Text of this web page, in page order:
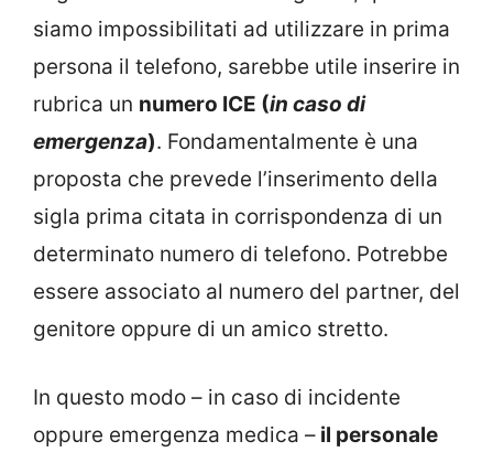
siamo impossibilitati ad utilizzare in prima
persona il telefono, sarebbe utile inserire in
rubrica un numero ICE (in caso di
emergenza). Fondamentalmente è una
proposta che prevede l’inserimento della
sigla prima citata in corrispondenza di un
determinato numero di telefono. Potrebbe
essere associato al numero del partner, del
genitore oppure di un amico stretto.
In questo modo – in caso di incidente
oppure emergenza medica – il personale